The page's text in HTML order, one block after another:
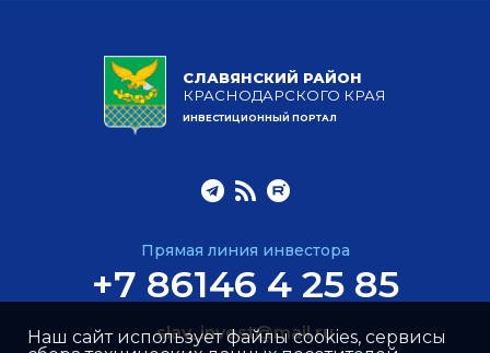
СЛАВЯНСКИЙ РАЙОН
КРАСНОДАРСКОГО КРАЯ
ИНВЕСТИЦИОННЫЙ ПОРТАЛ
Прямая линия инвестора
+7 86146 4 25 85
slav_invest@mail.ru
Наш сайт использует файлы cookies, сервисы